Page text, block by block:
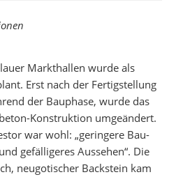
Markthallen wurde als
Erst nach der Fertigstellung
der Bauphase, wurde das
Konstruktion umgeändert.
war wohl: „geringere Bau-
gefälligeres Aussehen“. Die
neugotischer Backstein kam